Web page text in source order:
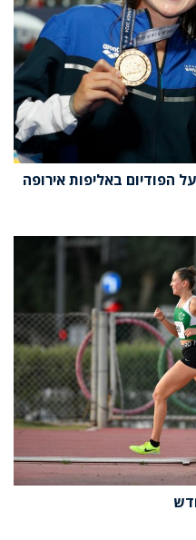
הפודיום באליפות אירופה